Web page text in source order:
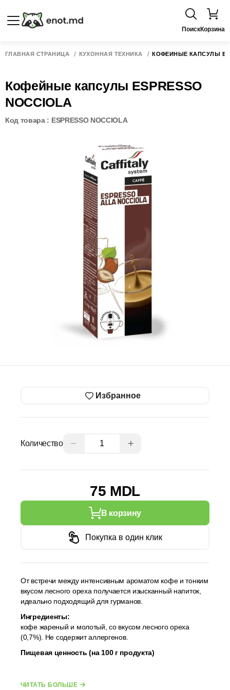
ПоискКорзина
ГЛАВНАЯ СТРАНИЦА КУХОННАЯ ТЕХНИКА КОФЕЙНЫЕ КАПСУЛЫ
Кофейные капсулы ESPRESSO
NOCCIOLA
Код товара : ESPRESSO NOCCIOLA
Избранное
Количество − +
75 MDL
В корзину
Покупка в один клик
От встречи между интенсивным ароматом кофе и тонким
вкусом лесного ореха получается изысканный напиток,
идеально подходящий для гурманов.
Ингредиенты:
кофе жареный и молотый, со вкусом лесного ореха
(0,7%). Не содержит аллергенов.
Пищевая ценность (на 100 г продукта)
кдж 1381
ЧИТАТЬ БОЛЬШЕ